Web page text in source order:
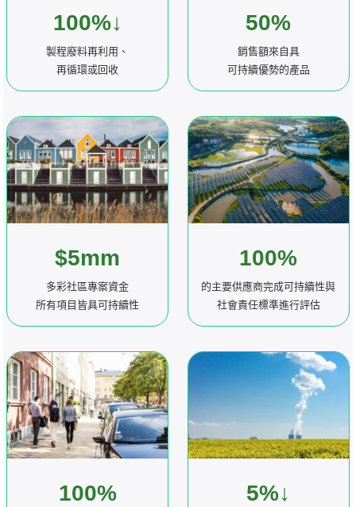
100%↓
製程廢料再利用、
再循環或回收
$5mm
多彩社區專案資金
所有項目皆具可持續性
100%
50%
銷售額來自具
可持續優勢的產品
100%
的主要供應商完成可持續性與
社會責任標準進行評估
5%↓